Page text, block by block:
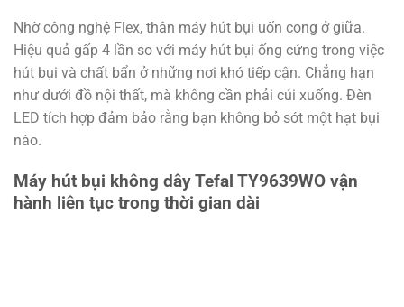
Nhờ công nghệ Flex, thân máy hút bụi uốn cong ở giữa.
Hiệu quả gấp 4 lần so với máy hút bụi ống cứng trong việc
hút bụi và chất bẩn ở những nơi khó tiếp cận. Chẳng hạn
như dưới đồ nội thất, mà không cần phải cúi xuống. Đèn
LED tích hợp đảm bảo rằng bạn không bỏ sót một hạt bụi
nào.
Máy hút bụi không dây Tefal TY9639WO vận
hành liên tục trong thời gian dài